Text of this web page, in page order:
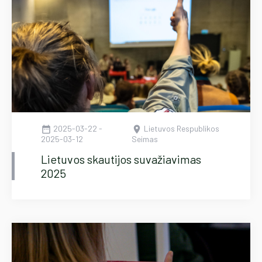
date_range 2025-03-22 -
2025-03-12
location_on Lietuvos Respublikos
Seimas
Lietuvos skautijos suvažiavimas
2025